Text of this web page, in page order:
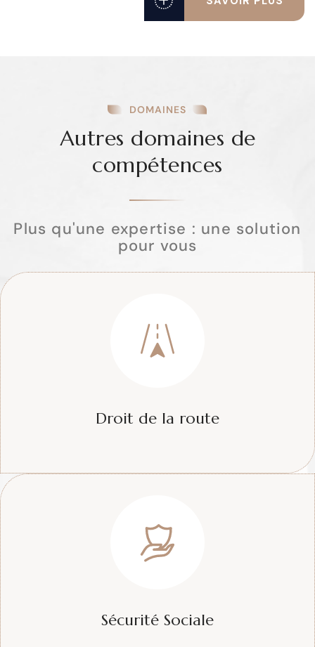
DOMAINES
Autres domaines de
compétences
Plus qu'une expertise : une solution
pour vous
Droit de la route
Sécurité Sociale